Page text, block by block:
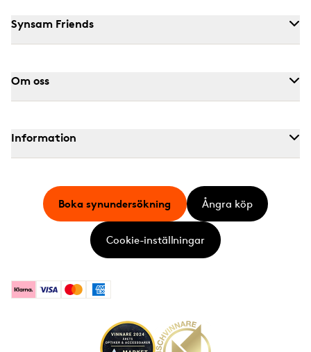
Synsam Friends
Om oss
Information
KlarnaVisa MastercardAmerican Express
Boka synundersökning Ångra köp
Cookie-inställningar